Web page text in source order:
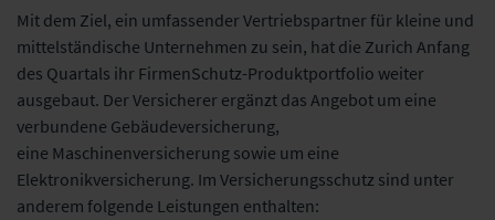
Mit dem Ziel, ein umfassender Vertriebspartner für kleine und
mittelständische Unternehmen zu sein, hat die Zurich Anfang
des Quartals ihr FirmenSchutz-Produktportfolio weiter
ausgebaut. Der Versicherer ergänzt das Angebot um eine
verbundene Gebäudeversicherung,
eine Maschinenversicherung sowie um eine
Elektronikversicherung. Im Versicherungsschutz sind unter
anderem folgende Leistungen enthalten: